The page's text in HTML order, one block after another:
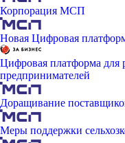
Корпорация МСП
Новая Цифровая
Цифровая платформа для
предпринимателей
Доращивание
Меры поддержки